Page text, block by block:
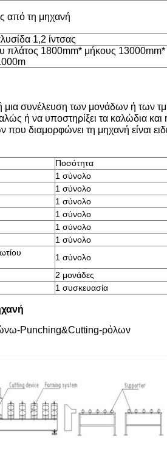
από τη μηχανή
1,2 ίντσας
πλάτος 1800mm* μήκους 13000mm*
συνέλευση των μονάδων ή των
ή να υποστηρίξει τα καλώδια
διαμορφώνει τη μηχανή είναι
Ποσότητα
1 σύνολο
1 σύνολο
1 σύνολο
1 σύνολο
1 σύνολο
1 σύνολο
1 σύνολο
2 μονάδες
1 συσκευασία
Punching&Cutting-ρόλων